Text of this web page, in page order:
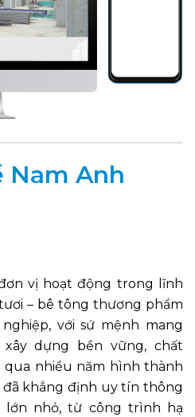
Nam Anh
vị hoạt động trong lĩnh
– bê tông thương phẩm
với sứ mệnh mang
dựng bền vững, chất
qua nhiều năm hình thành
đã khẳng định uy tín thông
lớn nhỏ, từ công trình hạ